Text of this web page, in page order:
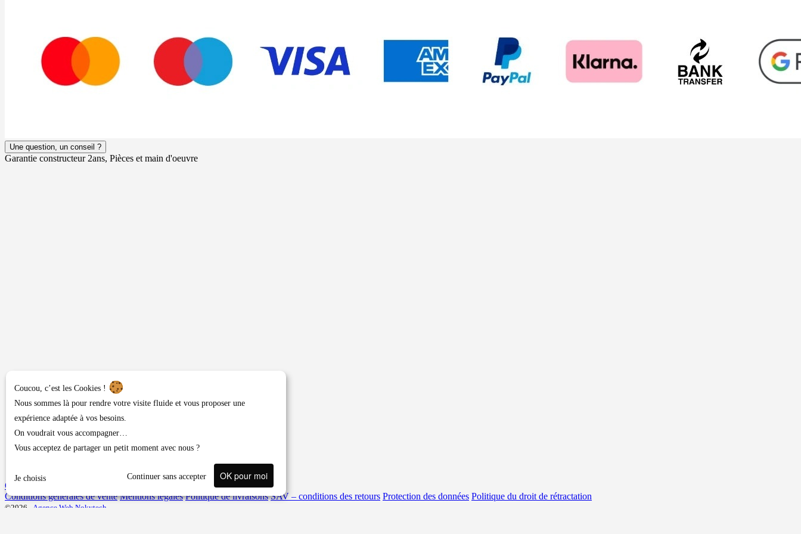
Une question, un conseil ?
Garantie constructeur 2ans, Pièces et main d'oeuvre
Contact ou demandes diverses
Conditions générales de vente Mentions légales Politique de livraisons SAV – conditions des retours Protection des données Politique du droit de rétractation
©2026 - Agence Web Nokytech
Coucou, c’est les Cookies !
Nous sommes là pour rendre votre visite fluide et vous proposer une
expérience adaptée à vos besoins.
On voudrait vous accompagner…
Vous acceptez de partager un petit moment avec nous ?
Je choisis Continuer sans accepter OK pour moi